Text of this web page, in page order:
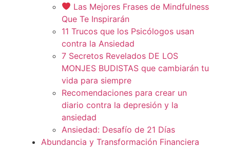
Las Mejores Frases de Mindfulness
Que Te Inspirarán
11 Trucos que los Psicólogos usan
contra la Ansiedad
7 Secretos Revelados DE LOS
MONJES BUDISTAS que cambiarán tu
vida para siempre
Recomendaciones para crear un
diario contra la depresión y la
ansiedad
Ansiedad: Desafío de 21 Días
Abundancia y Transformación Financiera